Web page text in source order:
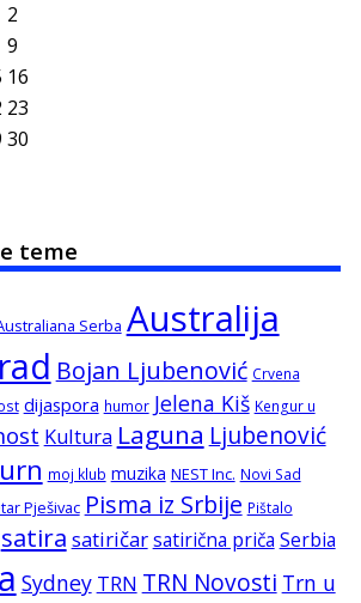
2
9
16
23
30
teme
Serba Australija
Bojan Ljubenović Crvena
dijaspora humor Jelena Kiš Kengur u
Kultura Laguna Ljubenović
moj klub muzika NEST Inc. Novi Sad
Pješivac Pisma iz Srbije Pištalo
satira satiričarsatirična priča Serbia
Sydney TRN TRN Novosti Trn u